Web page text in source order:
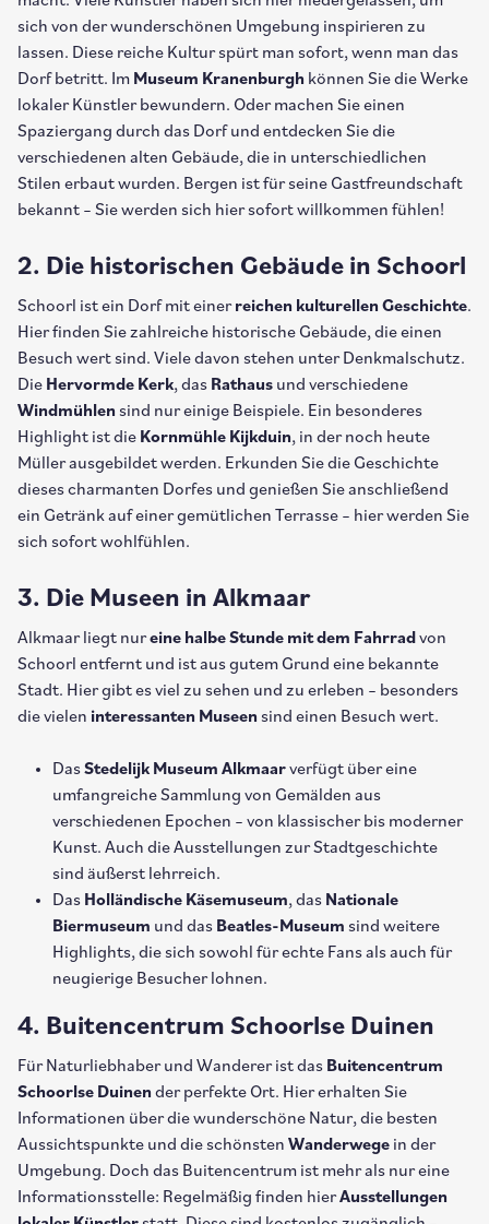
sich von der wunderschönen Umgebung inspirieren zu
lassen. Diese reiche Kultur spürt man sofort, wenn man das
Dorf betritt. Im Museum Kranenburgh können Sie die Werke
lokaler Künstler bewundern. Oder machen Sie einen
Spaziergang durch das Dorf und entdecken Sie die
verschiedenen alten Gebäude, die in unterschiedlichen
Stilen erbaut wurden. Bergen ist für seine Gastfreundschaft
bekannt – Sie werden sich hier sofort willkommen fühlen!
2. Die historischen Gebäude in Schoorl
Schoorl ist ein Dorf mit einerreichen kulturellen Geschichte.
Hier finden Sie zahlreiche historische Gebäude, die einen
Besuch wert sind. Viele davon stehen unter Denkmalschutz.
Die Hervormde Kerk, das Rathaus und verschiedene
Windmühlen sind nur einige Beispiele. Ein besonderes
Highlight ist die Kornmühle Kijkduin, in der noch heute
Müller ausgebildet werden. Erkunden Sie die Geschichte
dieses charmanten Dorfes und genießen Sie anschließend
ein Getränk auf einer gemütlichen Terrasse – hier werden Sie
sich sofort wohlfühlen.
3. Die Museen in Alkmaar
Alkmaar liegt nureine halbe Stunde mit dem Fahrrad von
Schoorl entfernt und ist aus gutem Grund eine bekannte
Stadt. Hier gibt es viel zu sehen und zu erleben – besonders
die vielen interessanten Museen sind einen Besuch wert.
DasStedelijk Museum Alkmaarverfügt über eine
umfangreiche Sammlung von Gemälden aus
verschiedenen Epochen – von klassischer bis moderner
Kunst. Auch die Ausstellungen zur Stadtgeschichte
sind äußerst lehrreich.
Das Holländische Käsemuseum, das Nationale
Biermuseum und das Beatles-Museum sind weitere
Highlights, die sich sowohl für echte Fans als auch für
neugierige Besucher lohnen.
4. Buitencentrum Schoorlse Duinen
Für Naturliebhaber und Wanderer ist das Buitencentrum
Schoorlse Duinen der perfekte Ort. Hier erhalten Sie
Informationen über die wunderschöne Natur, die besten
Aussichtspunkte und die schönsten Wanderwege in der
Umgebung. Doch das Buitencentrum ist mehr als nur eine
Informationsstelle: Regelmäßig finden hierAusstellungen